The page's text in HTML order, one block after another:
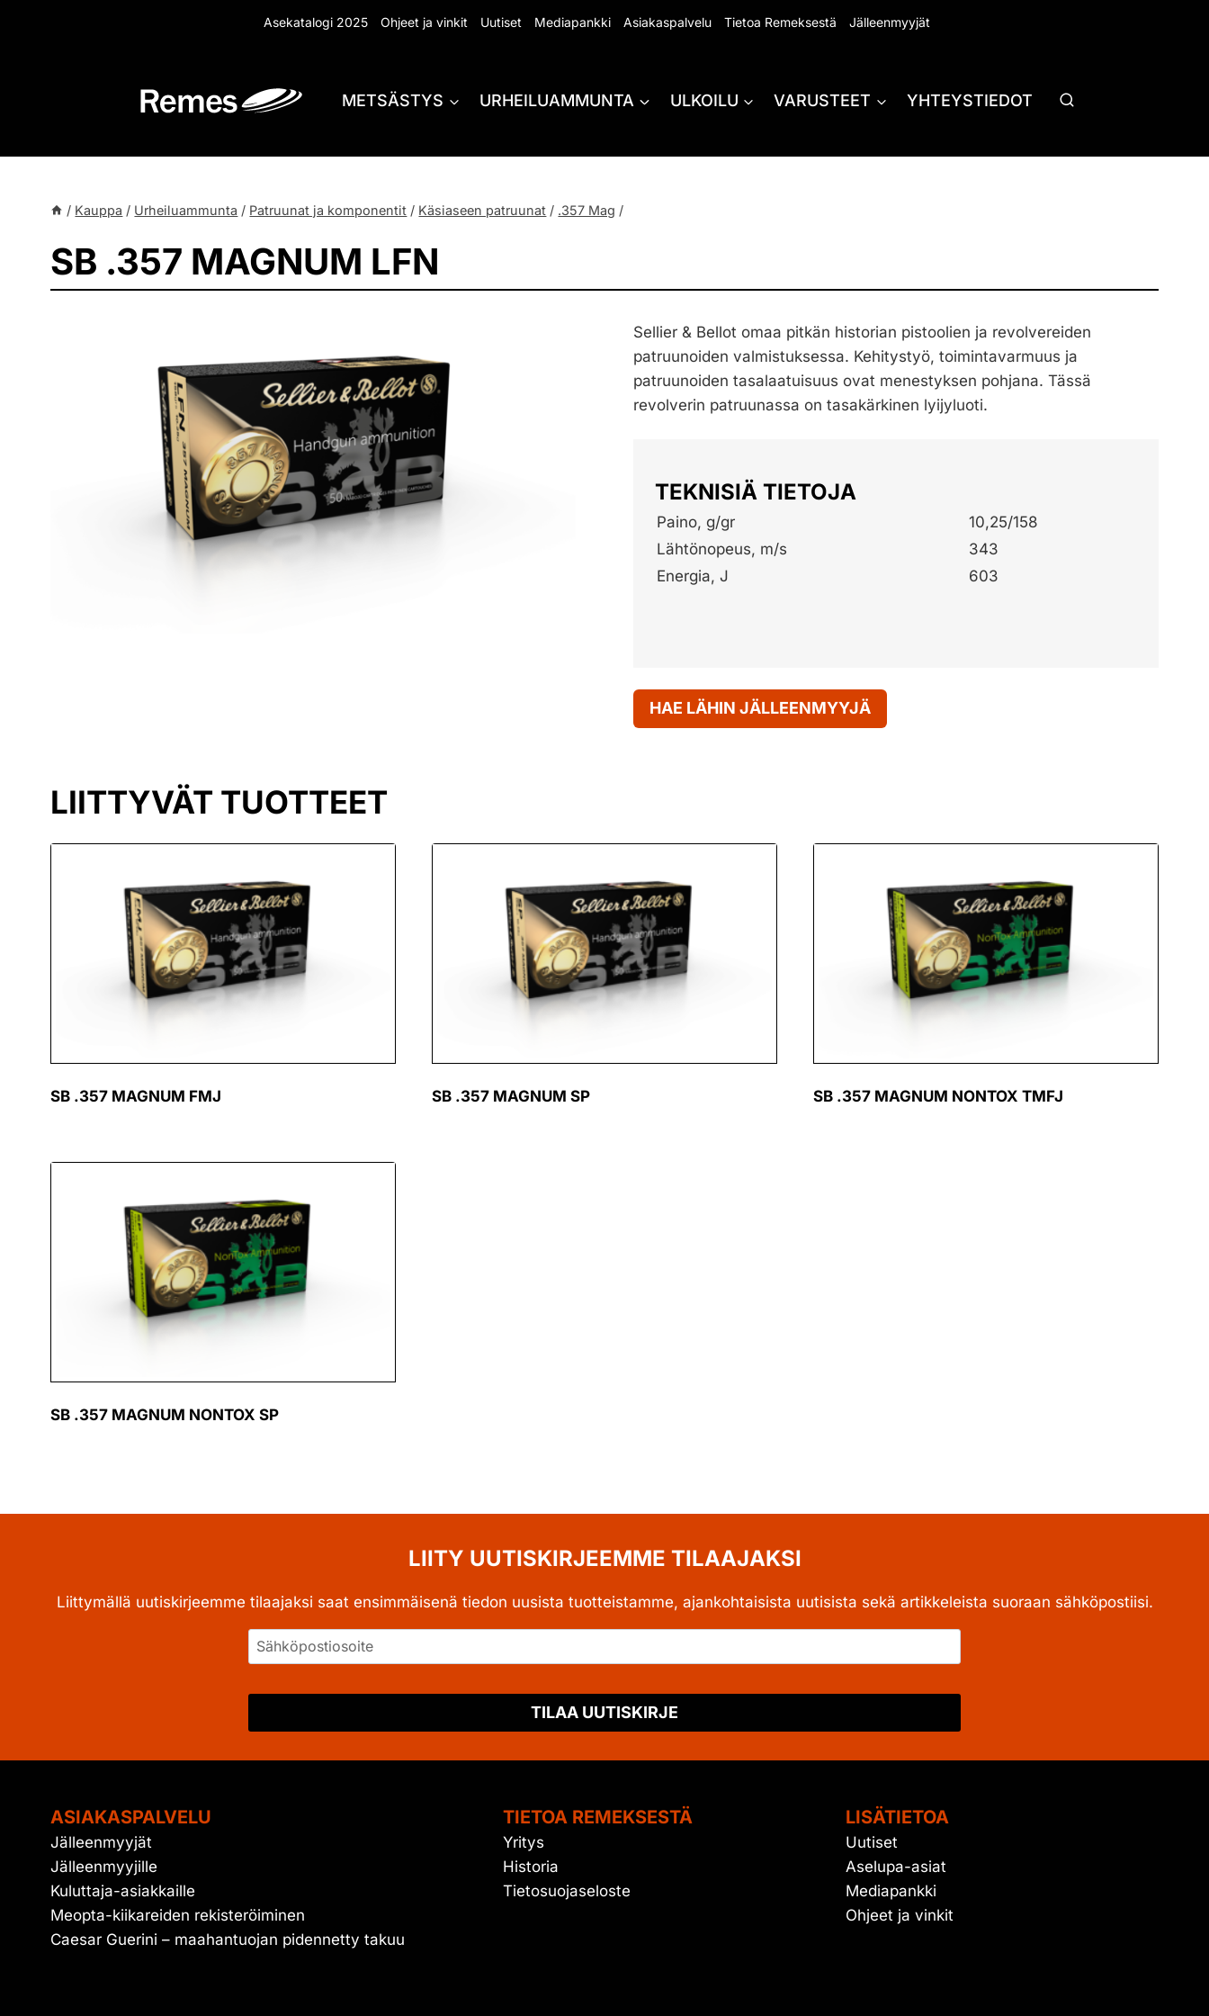
Asekatalogi 2025 Ohjeet ja vinkit Uutiset Mediapankki Asiakaspalvelu Tietoa Remeksestä Jälleenmyyjät
METSÄSTYS URHEILUAMMUNTA ULKOILU VARUSTEET YHTEYSTIEDOT
/ Kauppa / Urheiluammunta / Patruunat ja komponentit / Käsiaseen patruunat / .357 Mag /
SB .357 MAGNUM LFN
Sellier & Bellot omaa pitkän historian pistoolien ja revolvereiden
patruunoiden valmistuksessa. Kehitystyö, toimintavarmuus ja
patruunoiden tasalaatuisuus ovat menestyksen pohjana. Tässä
revolverin patruunassa on tasakärkinen lyijyluoti.
TEKNISIÄ TIETOJA
Paino, g/gr
10,25/158
Lähtönopeus, m/s
343
Energia, J
603
HAE LÄHIN JÄLLEENMYYJÄ
LIITTYVÄT TUOTTEET
SB .357 MAGNUM FMJ SB .357 MAGNUM SP SB .357 MAGNUM NONTOX TMFJ
SB .357 MAGNUM NONTOX SP
LIITY UUTISKIRJEEMME TILAAJAKSI
Liittymällä uutiskirjeemme tilaajaksi saat ensimmäisenä tiedon uusista tuotteistamme, ajankohtaisista uutisista sekä artikkeleista suoraan sähköpostiisi.
TILAA UUTISKIRJE
ASIAKASPALVELU
Jälleenmyyjät
Jälleenmyyjille
Kuluttaja-asiakkaille
Meopta-kiikareiden rekisteröiminen
Caesar Guerini – maahantuojan pidennetty takuu
TIETOA REMEKSESTÄ
Yritys
Historia
Tietosuojaseloste
LISÄTIETOA
Uutiset
Aselupa-asiat
Mediapankki
Ohjeet ja vinkit